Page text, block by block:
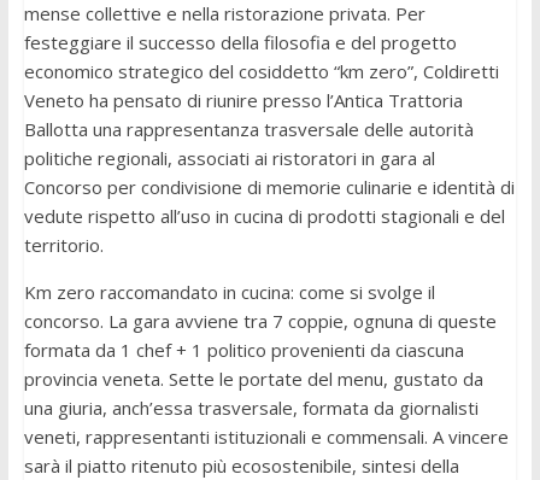
mense collettive e nella ristorazione privata. Per
festeggiare il successo della filosofia e del progetto
economico strategico del cosiddetto “km zero”, Coldiretti
Veneto ha pensato di riunire presso l’Antica Trattoria
Ballotta una rappresentanza trasversale delle autorità
politiche regionali, associati ai ristoratori in gara al
Concorso per condivisione di memorie culinarie e identità di
vedute rispetto all’uso in cucina di prodotti stagionali e del
territorio.
Km zero raccomandato in cucina: come si svolge il
concorso. La gara avviene tra 7 coppie, ognuna di queste
formata da 1 chef + 1 politico provenienti da ciascuna
provincia veneta. Sette le portate del menu, gustato da
una giuria, anch’essa trasversale, formata da giornalisti
veneti, rappresentanti istituzionali e commensali. A vincere
sarà il piatto ritenuto più ecosostenibile, sintesi della